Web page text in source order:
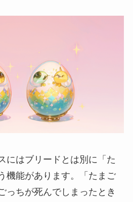
にはブリードとは別に「た
機能があります。「たまご
っちが死んでしまったとき